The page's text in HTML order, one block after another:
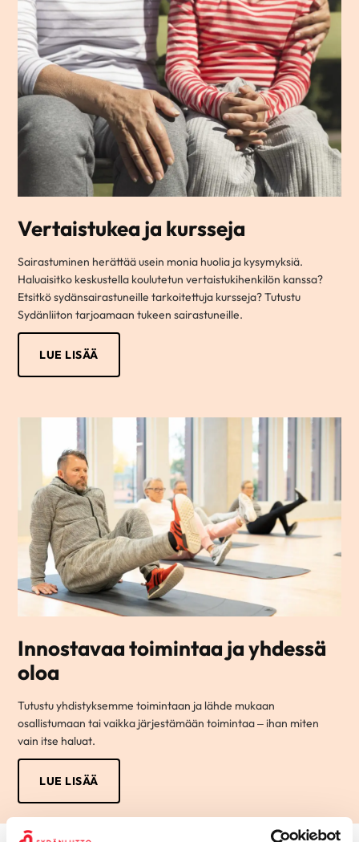
Vertaistukea ja kursseja
Sairastuminen herättää usein monia huolia ja kysymyksiä.
Haluaisitko keskustella koulutetun vertaistukihenkilön kanssa?
Etsitkö sydänsairastuneille tarkoitettuja kursseja? Tutustu
Sydänliiton tarjoamaan tukeen sairastuneille.
LUE LISÄÄ
Innostavaa toimintaa ja yhdessä
oloa
Tutustu yhdistyksemme toimintaan ja lähde mukaan
osallistumaan tai vaikka järjestämään toimintaa – ihan miten
vain itse haluat.
LUE LISÄÄ